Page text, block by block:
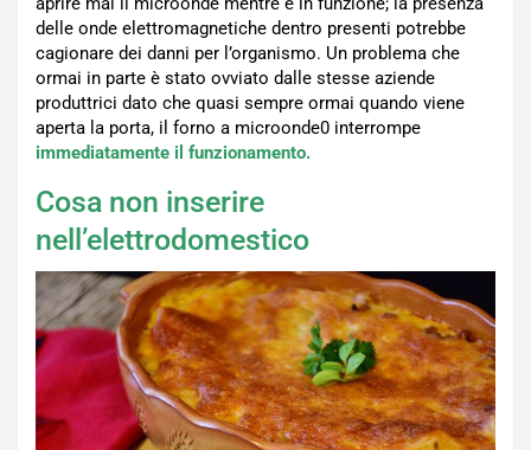
delle onde elettromagnetiche dentro presenti potrebbe
cagionare dei danni per l’organismo. Un problema che
ormai in parte è stato ovviato dalle stesse aziende
produttrici dato che quasi sempre ormai quando viene
aperta la porta, il forno a microonde0 interrompe
immediatamente il funzionamento.
Cosa non inserire
nell’elettrodomestico